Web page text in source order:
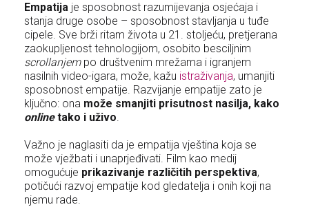
Empatija je sposobnost razumijevanja osjećaja i
stanja druge osobe – sposobnost stavljanja u tuđe
cipele. Sve brži ritam života u 21. stoljeću, pretjerana
zaokupljenost tehnologijom, osobito besciljnim
scrollanjempo društvenim mrežama i igranjem
nasilnih video-igara, može, kažu istraživanja, umanjiti
sposobnost empatije. Razvijanje empatije zato je
ključno: ona može smanjiti prisutnost nasilja, kako
onlinetako i uživo.
Važno je naglasiti da je empatija vještina koja se
može vježbati i unaprjeđivati. Film kao medij
omogućuje prikazivanje različitih perspektiva,
potičući razvoj empatije kod gledatelja i onih koji na
njemu rade.